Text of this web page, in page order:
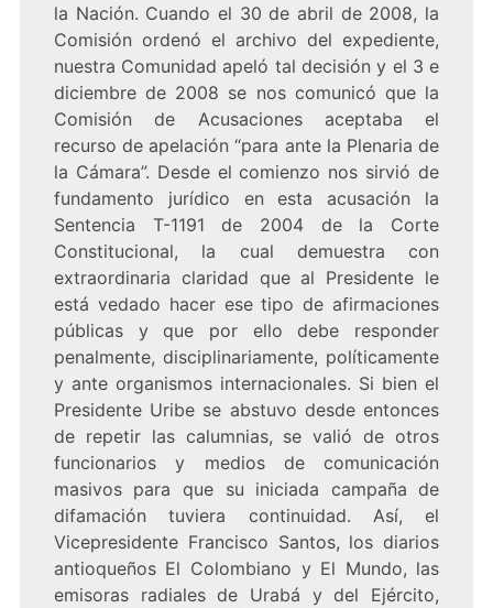
la Nación. Cuando el 30 de abril de 2008, la
Comisión ordenó el archivo del expediente,
nuestra Comunidad apeló tal decisión y el 3 e
diciembre de 2008 se nos comunicó que la
Comisión de Acusaciones aceptaba el
recurso de apelación “para ante la Plenaria de
la Cámara”. Desde el comienzo nos sirvió de
fundamento jurídico en esta acusación la
Sentencia T-1191 de 2004 de la Corte
Constitucional, la cual demuestra con
extraordinaria claridad que al Presidente le
está vedado hacer ese tipo de afirmaciones
públicas y que por ello debe responder
penalmente, disciplinariamente, políticamente
y ante organismos internacionales. Si bien el
Presidente Uribe se abstuvo desde entonces
de repetir las calumnias, se valió de otros
funcionarios y medios de comunicación
masivos para que su iniciada campaña de
difamación tuviera continuidad. Así, el
Vicepresidente Francisco Santos, los diarios
antioqueños El Colombiano y El Mundo, las
emisoras radiales de Urabá y del Ejército,